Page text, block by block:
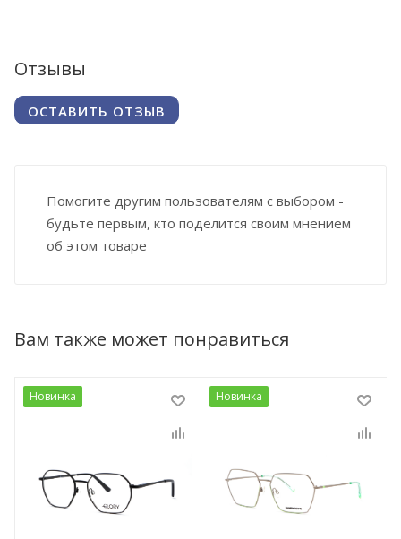
Отзывы
ОСТАВИТЬ ОТЗЫВ
Помогите другим пользователям с выбором -
будьте первым, кто поделится своим мнением
об этом товаре
Вам также может понравиться
Новинка Новинка